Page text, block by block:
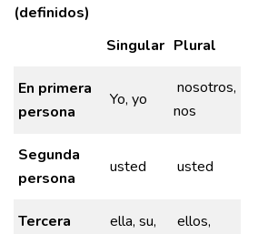
(definidos)
Singular Plural
En primera
persona
Yo, yo
nosotros,
nos
Segunda
persona
usted usted
Tercera
ella, su,
ellos,